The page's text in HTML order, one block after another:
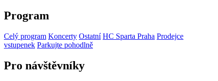
Program
Celý program Koncerty Ostatní HC Sparta Praha Prodejce
vstupenek Parkujte pohodlně
Pro návštěvníky